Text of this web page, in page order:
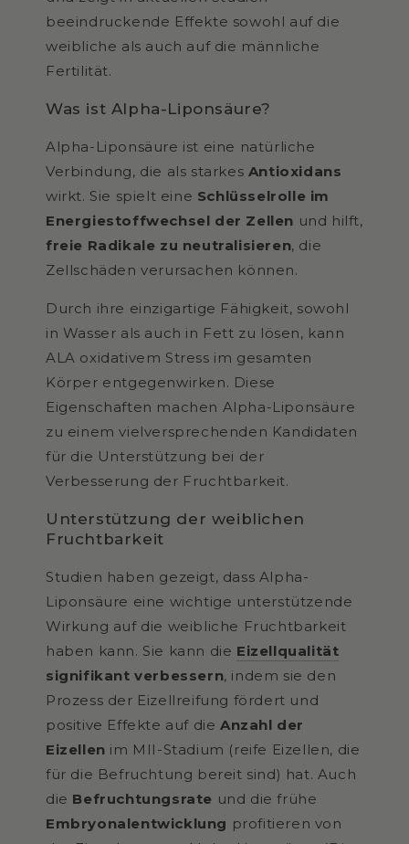
beeindruckende Effekte sowohl auf die
weibliche als auch auf die männliche
Fertilität.
Was ist Alpha-Liponsäure?
Alpha-Liponsäure ist eine natürliche
Verbindung, die als starkes Antioxidans
wirkt. Sie spielt eine Schlüsselrolle im
Energiestoffwechsel der Zellen und hilft,
freie Radikale zu neutralisieren, die
Zellschäden verursachen können.
Durch ihre einzigartige Fähigkeit, sowohl
in Wasser als auch in Fett zu lösen, kann
ALA oxidativem Stress im gesamten
Körper entgegenwirken. Diese
Eigenschaften machen Alpha-Liponsäure
zu einem vielversprechenden Kandidaten
für die Unterstützung bei der
Verbesserung der Fruchtbarkeit.
Unterstützung der weiblichen
Fruchtbarkeit
Studien haben gezeigt, dass Alpha-
Liponsäure eine wichtige unterstützende
Wirkung auf die weibliche Fruchtbarkeit
haben kann. Sie kann die Eizellqualität
signifikant verbessern, indem sie den
Prozess der Eizellreifung fördert und
positive Effekte auf dieAnzahl der
Eizellen im MII-Stadium (reife Eizellen, die
für die Befruchtung bereit sind) hat. Auch
die Befruchtungsrate und die frühe
Embryonalentwicklung profitieren von